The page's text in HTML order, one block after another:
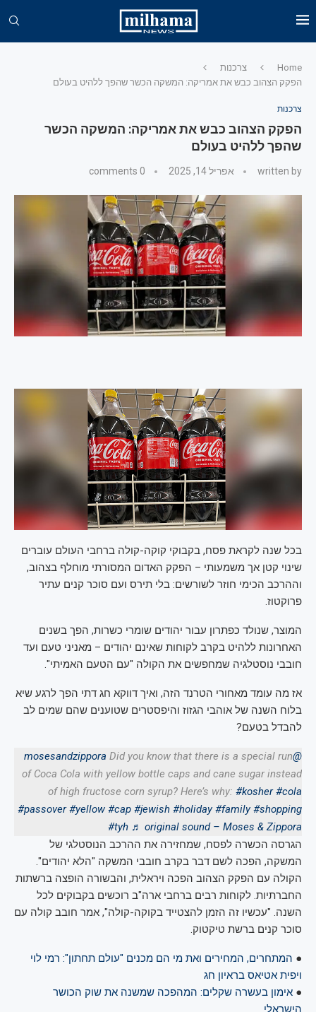
Home
צרכנות
הפקק הצהוב כבש את אמריקה: המשקה הכשר שהפך ללהיט בעולם
צרכנות
הפקק הצהוב כבש את אמריקה: המשקה הכשר
שהפך ללהיט בעולם
written by אפריל 14, 2025 0 comments
בכל שנה לקראת פסח, בקבוקי קוקה-קולה ברחבי העולם עוברים
שינוי קטן אך משמעותי – הפקק האדום המסורתי מוחלף בצהוב,
וההרכב הכימי חוזר לשורשים: בלי תירס ועם סוכר קנים עתיר
פרוקטוז.
המוצר, שנולד כפתרון עבור יהודים שומרי כשרות, הפך בשנים
האחרונות ללהיט בקרב לקוחות שאינם יהודים – מאניני טעם ועד
חובבי נוסטלגיה שמחפשים את הקולה "עם הטעם האמיתי".
אז מה עומד מאחורי הטרנד הזה, ואיך דווקא חג דתי הפך לרגע שיא
בלוח השנה של אוהבי הגזוז והיפסטרים שטוענים שהם שמים לב
להבדל בטעם?
@mosesandzippora
Did you know that there is a special run
of Coca Cola with yellow bottle caps and cane sugar instead
of high fructose corn syrup? Here’s why: #kosher #cola
#passover #yellow #cap #jewish #holiday #family #shopping
#tyh ♬ original sound – Moses & Zippora
הגרסה הכשרה לפסח, שמחזירה את ההרכב הנוסטלגי של
המשקה, הפכה לשם דבר בקרב חובבי המשקה "הלא יהודים".
הקולה עם הפקק הצהוב הפכה ויראלית, והבשורה הופצה ברשתות
החברתיות. לקוחות רבים ברחבי ארה"ב רוכשים בקבוקים לכל
השנה. "עכשיו זה הזמן להצטייד בקוקה-קולה", אמר חובב קולה עם
סוכר קנים ברשת טיקטוק.
● המתחרים, המחירים ואת מי הם מכנים "עולם תחתון": רמי לוי
ויפית אטיאס בראיון חג
● אימון בעשרה שקלים: המהפכה שמשנה את שוק הכושר
הישראלי